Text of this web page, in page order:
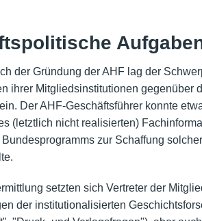
der Gründung der AHF lag der
ihrer Mitgliedsinstitutionen gegenüber
Der AHF-Geschäftsführer konnte
(letztlich nicht realisierten)
zur Schaffung
setzten sich Vertreter der
der institutionalisierten